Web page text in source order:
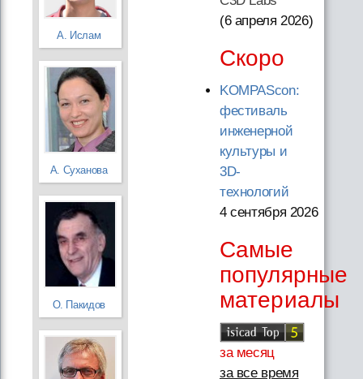
А. Ислам
А. Суханова
О. Пакидов
(6 апреля 2026)
Скоро
KOMPAScon:
фестиваль
инженерной
культуры и
3D-
технологий
4 сентября 2026
Самые
популярные
материалы
за месяц
за все время